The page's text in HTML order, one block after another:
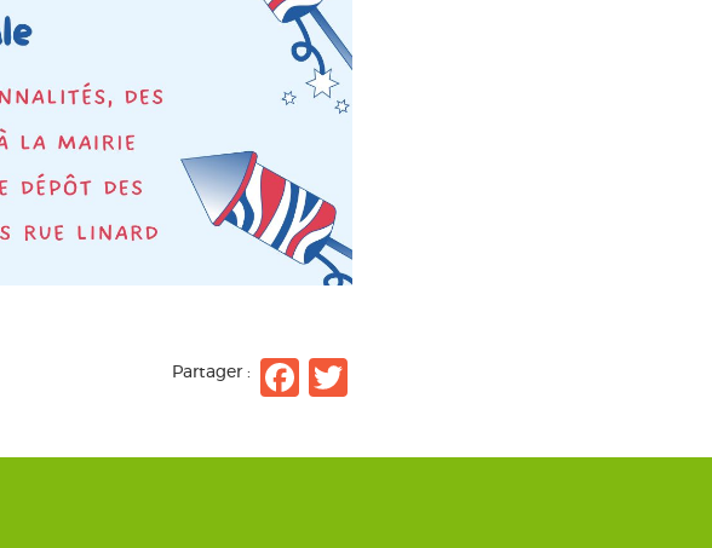
Partager : Facebook